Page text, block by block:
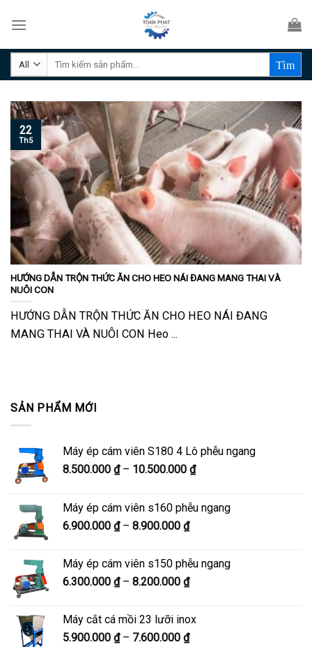
Tìm
SẢN PHẨM MỚI
Máy ép cám viên S180 4 Lô phễu ngang
8.500.000 ₫ – 10.500.000 ₫Khoảng
8.500.000 ₫
Máy ép cám viên s160 phễu ngang
6.900.000 ₫ – 8.900.000 ₫Khoảng
từ
6.900.000 ₫
đến
Máy ép cám viên s150 phễu ngang
6.300.000 ₫ – 8.200.000 ₫Khoảng
6.300.000 ₫
đến
Máy cắt cá mồi 23 lưỡi inox
5.900.000 ₫ – 7.600.000 ₫Khoảng
HƯỚNG DẪN TRỘN THỨC ĂN CHO HEO NÁI ĐANG MANG THAI VÀ
NUÔI CON
HƯỚNG DẪN TRỘN THỨC ĂN CHO HEO NÁI ĐANG
MANG THAI VÀ NUÔI CON Heo ...
22
Th5